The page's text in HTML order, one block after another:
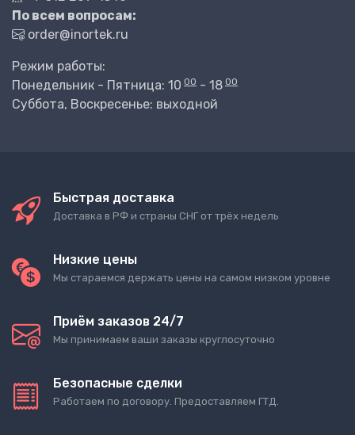
По всем вопросам:
order@inortek.ru
Режим работы:
Понедельник - Пятница: 10 00 - 18 00
Суббота, Воскресенье: выходной
Быстрая доставка
Доставка в РФ и страны СНГ от трёх недель
Низкие цены
Мы стараемся держать цены на самом низком уровне
Приём заказов 24/7
Мы принимаем ваши заказы круглосуточно
Безопасные сделки
Работаем по договору. Предоставляем ГТД.